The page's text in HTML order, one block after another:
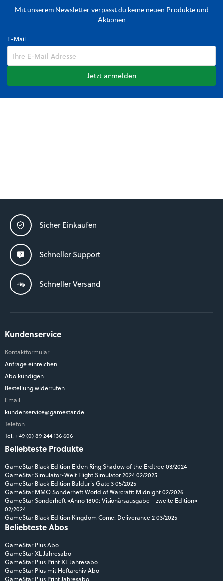
Mit unserem Newsletter verpasst du keine neuen Produkte und
Aktionen
E-Mail
Jetzt anmelden
Sicher Einkaufen
Schneller Support
Schneller Versand
Kundenservice
Kontaktformular
Anfrage einreichen
Abo kündigen
Bestellung widerrufen
Email
kundenservice@gamestar.de
Telefon
Tel. +49 (0) 89 244 136 606
Beliebteste Produkte
GameStar Black Edition Elden Ring Shadow of the Erdtree 03/2024
GameStar Simulator-Welt Flight Simulator 2024 02/2025
GameStar Black Edition Baldur's Gate 3 05/2025
GameStar MMO Sonderheft World of Warcraft: Midnight 02/2026
GameStar Sonderheft »Anno 1800: Visionärsausgabe - zweite Edition«
02/2024
GameStar Black Edition Kingdom Come: Deliverance 2 03/2025
Beliebteste Abos
GameStar Plus Abo
GameStar XL Jahresabo
GameStar Plus Print XL Jahresabo
GameStar Plus mit Heftarchiv Abo
GameStar Plus Print Jahresabo